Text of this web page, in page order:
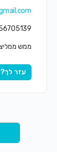
ממש
עזר לך?